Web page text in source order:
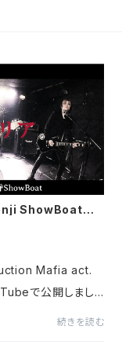
ShowBoat /
Mafia act.
で公開しまし
on YouTub
続きを読む